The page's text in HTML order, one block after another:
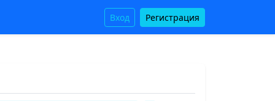
Вход Регистрация